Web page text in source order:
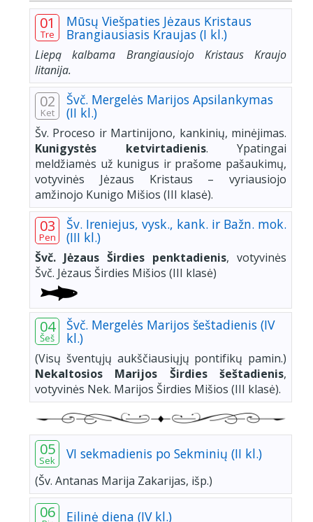
01
Tre
Mūsų Viešpaties Jėzaus Kristaus
Brangiausiasis Kraujas (I kl.)
Liepą kalbama Brangiausiojo Kristaus Kraujo
litanija.
02
Ket
Švč. Mergelės Marijos Apsilankymas
(II kl.)
Šv. Proceso ir Martinijono, kankinių, minėjimas.
Kunigystės ketvirtadienis. Ypatingai
meldžiamės už kunigus ir prašome pašaukimų,
votyvinės Jėzaus Kristaus – vyriausiojo
amžinojo Kunigo Mišios (III klasė).
03
Pen
Šv. Ireniejus, vysk., kank. ir Bažn. mok.
(III kl.)
Švč. Jėzaus Širdies penktadienis, votyvinės
Švč. Jėzaus Širdies Mišios (III klasė)
04
Šeš
Švč. Mergelės Marijos šeštadienis (IV
kl.)
(Visų šventųjų aukščiausiųjų pontifikų pamin.)
Nekaltosios Marijos Širdies šeštadienis,
votyvinės Nek. Marijos Širdies Mišios (III klasė).
05
Sek VI sekmadienis po Sekminių (II kl.)
(Šv. Antanas Marija Zakarijas, išp.)
06 Eilinė diena (IV kl.)